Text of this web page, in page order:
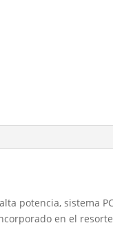
alta potencia, sistema
en el